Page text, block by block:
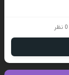
0 نظر